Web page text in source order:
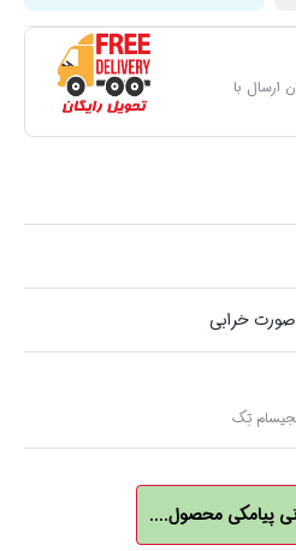
تومان ارسال با
تِک
پیامکی محصول....